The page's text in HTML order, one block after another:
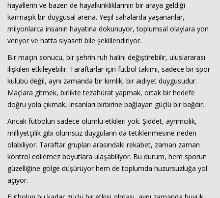
hayallerin ve bazen de hayalkırıklıklarının bir araya geldiği
karmaşık bir duygusal arena. Yeşil sahalarda yaşananlar,
milyonlarca insanın hayatına dokunuyor, toplumsal olaylara yön
veriyor ve hatta siyaseti bile şekillendiriyor.
Bir maçın sonucu, bir şehrin ruh halini değiştirebilir, uluslararası
ilişkileri etkileyebilir. Taraftarlar için futbol takımı, sadece bir spor
kulübü değil, aynı zamanda bir kimlik, bir aidiyet duygusudur.
Maçlara gitmek, birlikte tezahürat yapmak, ortak bir hedefe
doğru yola çıkmak, insanları birbirine bağlayan güçlü bir bağdır.
Ancak futbolun sadece olumlu etkileri yok. Şiddet, ayrımcılık,
milliyetçilik gibi olumsuz duyguların da tetiklenmesine neden
olabiliyor. Taraftar grupları arasındaki rekabet, zaman zaman
kontrol edilemez boyutlara ulaşabiliyor. Bu durum, hem sporun
güzelliğine gölge düşürüyor hem de toplumda huzursuzluğa yol
açıyor.
İLETİŞİM
Haberin Doğru Adresi.